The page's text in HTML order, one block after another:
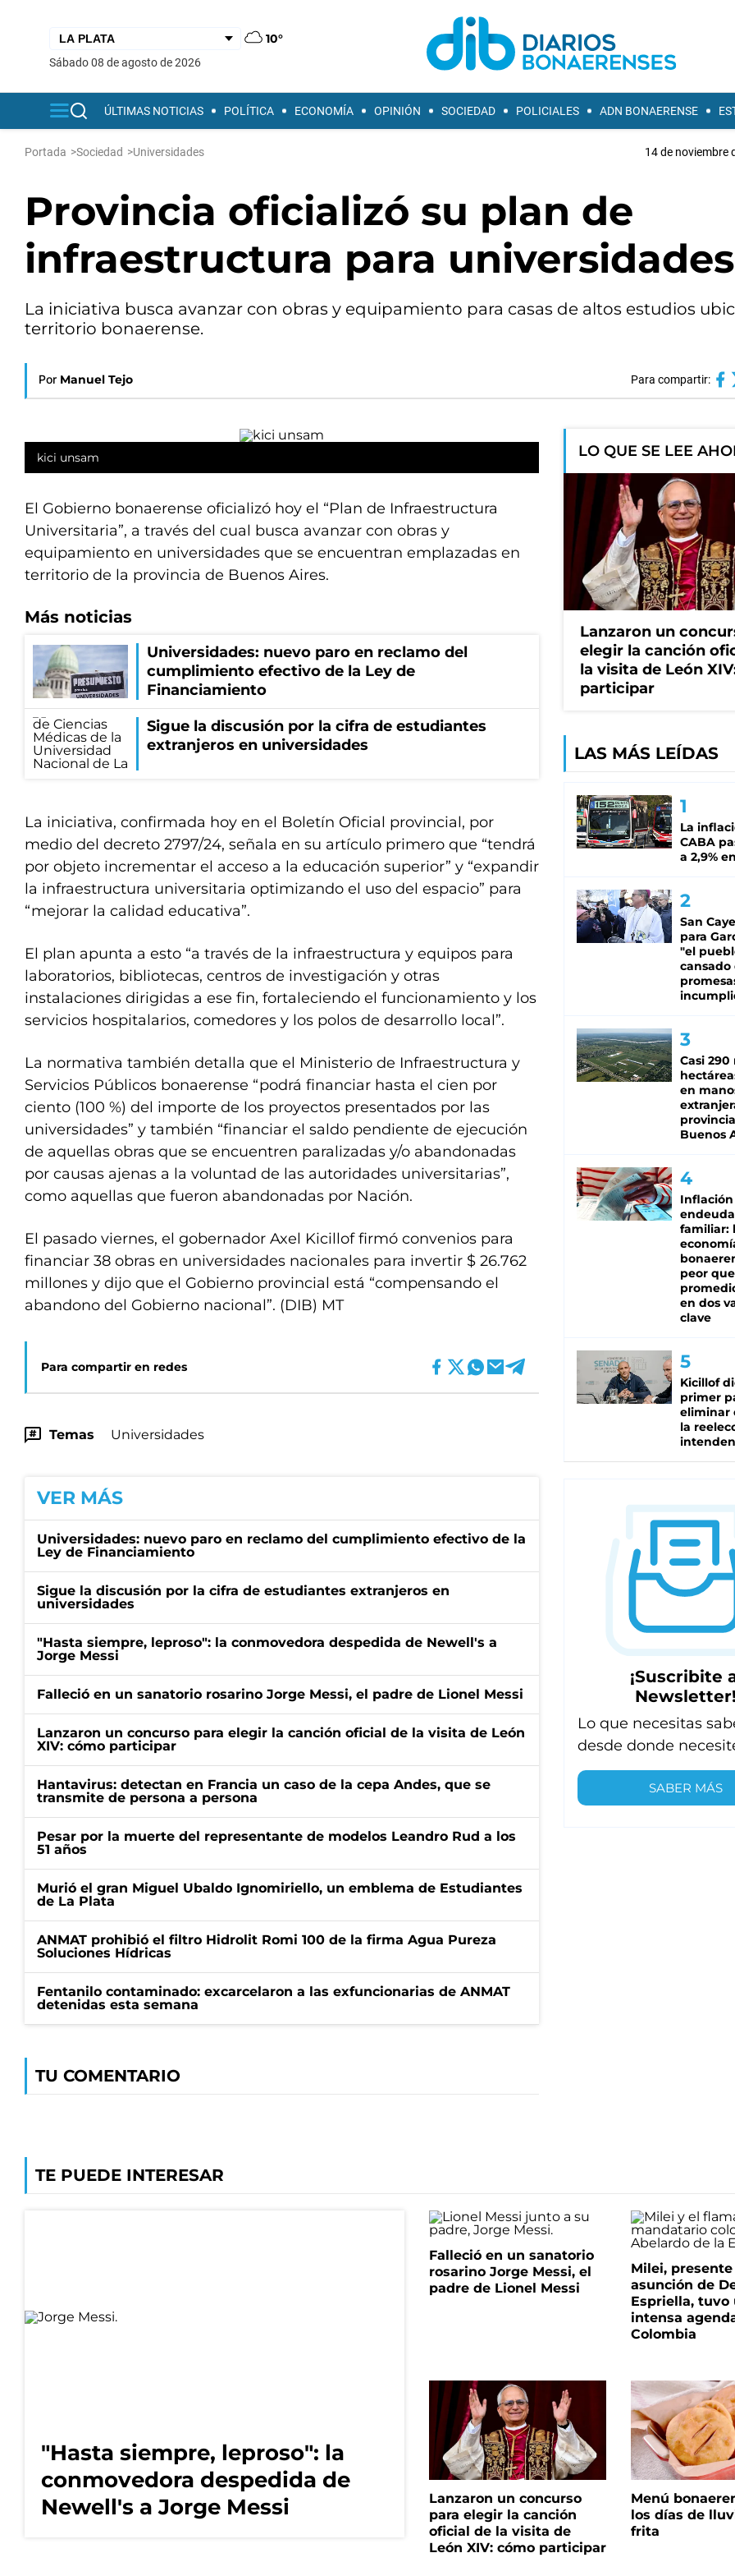
10°
sábado 08 de agosto de 2026
ÚLTIMAS NOTICIAS POLÍTICA ECONOMÍA OPINIÓN SOCIEDAD POLICIALES ADN BONAERENSE
Portada >Sociedad >Universidades 14 de noviembre
Provincia oficializó su plan de
infraestructura para universidades
La iniciativa busca avanzar con obras y equipamiento para casas de altos estudios
territorio bonaerense.
Por Manuel Tejo Para compartir:
kici unsam
El Gobierno bonaerense oficializó hoy el “Plan de Infraestructura
Universitaria”, a través del cual busca avanzar con obras y
equipamiento en universidades que se encuentran emplazadas en
territorio de la provincia de Buenos Aires.
Más noticias
Universidades: nuevo paro en reclamo del
cumplimiento efectivo de la Ley de
Financiamiento
Sigue la discusión por la cifra de estudiantes
extranjeros en universidades
La iniciativa, confirmada hoy en el Boletín Oficial provincial, por
medio del decreto 2797/24, señala en su artículo primero que “tendrá
por objeto incrementar el acceso a la educación superior” y “expandir
la infraestructura universitaria optimizando el uso del espacio” para
“mejorar la calidad educativa”.
El plan apunta a esto “a través de la infraestructura y equipos para
laboratorios, bibliotecas, centros de investigación y otras
instalaciones dirigidas a ese fin, fortaleciendo el funcionamiento y los
servicios hospitalarios, comedores y los polos de desarrollo local”.
La normativa también detalla que el Ministerio de Infraestructura y
Servicios Públicos bonaerense “podrá financiar hasta el cien por
ciento (100 %) del importe de los proyectos presentados por las
universidades” y también “financiar el saldo pendiente de ejecución
de aquellas obras que se encuentren paralizadas y/o abandonadas
por causas ajenas a la voluntad de las autoridades universitarias”,
como aquellas que fueron abandonadas por Nación.
El pasado viernes, el gobernador Axel Kicillof firmó convenios para
financiar 38 obras en universidades nacionales para invertir $ 26.762
millones y dijo que el Gobierno provincial está “compensando el
abandono del Gobierno nacional”. (DIB) MT
Para compartir en redes
Temas Universidades
VER MÁS
Universidades: nuevo paro en reclamo del cumplimiento efectivo de la
Ley de Financiamiento
Sigue la discusión por la cifra de estudiantes extranjeros en
universidades
"Hasta siempre, leproso": la conmovedora despedida de Newell's a
Jorge Messi
Falleció en un sanatorio rosarino Jorge Messi, el padre de Lionel Messi
Lanzaron un concurso para elegir la canción oficial de la visita de León
XIV: cómo participar
Hantavirus: detectan en Francia un caso de la cepa Andes, que se
transmite de persona a persona
Pesar por la muerte del representante de modelos Leandro Rud a los
51 años
Murió el gran Miguel Ubaldo Ignomiriello, un emblema de Estudiantes
de La Plata
ANMAT prohibió el filtro Hidrolit Romi 100 de la firma Agua Pureza
Soluciones Hídricas
Fentanilo contaminado: excarcelaron a las exfuncionarias de ANMAT
detenidas esta semana
TU COMENTARIO
LO QUE SE LEE
Lanzaron un
elegir la canción
la visita de León
participar
LAS MÁS LEÍDAS
La
CABA
a 2,9%
San
para
"el
cansado
Casi 290
en
Buenos
Inflación
familiar:
peor
en dos
clave
Kicillof
primer
eliminar
la
¡Suscribite
Newsletter!
Lo que necesitas
desde donde
SABER MÁS
TE PUEDE INTERESAR
"Hasta siempre, leproso": la
conmovedora despedida de
Newell's a Jorge Messi
Falleció en un sanatorio
rosarino Jorge Messi, el
padre de Lionel Messi
Milei,
asunción de
Espriella, tuvo
intensa
Colombia
Lanzaron un concurso
para elegir la canción
oficial de la visita de
León XIV: cómo participar
Menú
los días de
frita